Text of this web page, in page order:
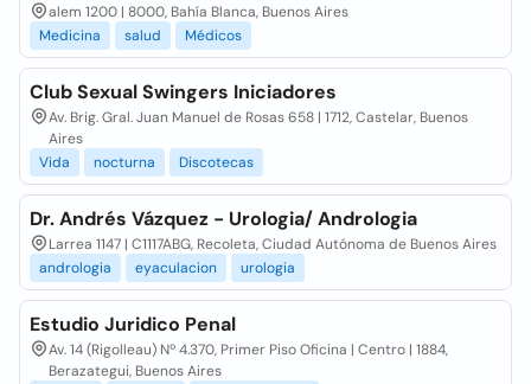
alem 1200 | 8000, Bahía Blanca, Buenos Aires
Medicina
salud Médicos
Club Sexual Swingers Iniciadores
Av. Brig. Gral. Juan Manuel de Rosas 658 | 1712, Castelar, Buenos
Aires
Vida
nocturna Discotecas
Dr. Andrés Vázquez - Urologia/ Andrologia
Larrea 1147 | C1117ABG, Recoleta, Ciudad Autónoma de Buenos Aires
andrologia
eyaculacion urologia
Estudio Juridico Penal
Av. 14 (Rigolleau) Nº 4.370, Primer Piso Oficina | Centro | 1884,
Berazategui, Buenos Aires